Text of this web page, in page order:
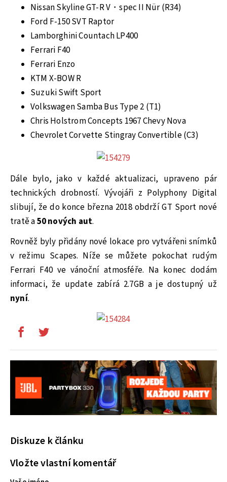
Nissan Skyline GT-R V・spec II Nür (R34)
Ford F-150 SVT Raptor
Lamborghini Countach LP400
Ferrari F40
Ferrari Enzo
KTM X-BOW R
Suzuki Swift Sport
Volkswagen Samba Bus Type 2 (T1)
Chris Holstrom Concepts 1967 Chevy Nova
Chevrolet Corvette Stingray Convertible (C3)
Dále bylo, jako v každé aktualizaci, upraveno pár
technických drobností. Vývojáři z Polyphony Digital
slibují, že do konce března 2018 obdrží GT Sport nové
tratě a50 nových aut.
Rovněž byly přidány nové lokace pro vytvářeni snímků
v režimu Scapes. Níže se můžete pokochat rudým
Ferrari F40 ve vánoční atmosféře. Na konec dodám
informaci, že update zabírá 2.7GB a je dostupný už
nyní.
Diskuze k článku
Vložte vlastní komentář